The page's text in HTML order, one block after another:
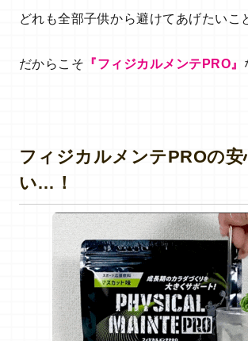
どれも全部子供から避けてあげたいこ
だからこそ 『フィジカルメンテPRO』
フィジカルメンテPROの安
い…！